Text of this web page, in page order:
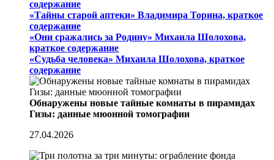
содержание
«Тайны старой аптеки» Владимира Торина, краткое
содержание
«Они сражались за Родину» Михаила Шолохова,
краткое содержание
«Судьба человека» Михаила Шолохова, краткое
содержание
Обнаружены новые тайные комнаты в пирамидах
Гизы: данные мюонной томографии
27.04.2026